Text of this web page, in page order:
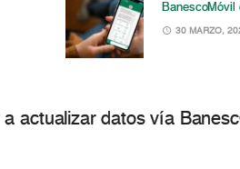
BanescoMóvil
30 MARZO,
actualizar datos vía